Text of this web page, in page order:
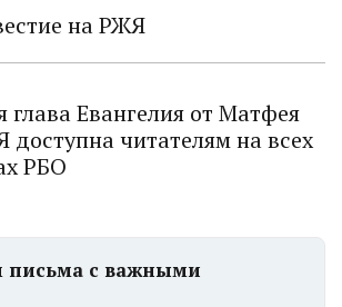
на РЖЯ
глава Евангелия от Матфея
доступна читателям на всех
РБО
письма с важными